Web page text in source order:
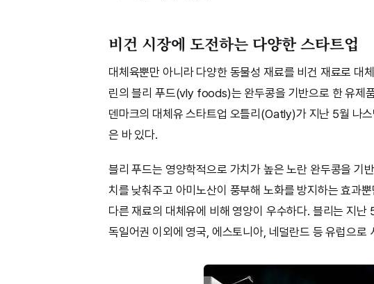
비건 시장에 도전하는 다양한 스타트업
대체육뿐만 아니라 다양한 동물성 재료를 비건 재료로 대
린의 블리 푸드(vly foods)는 완두콩을 기반으로 한 유제
덴마크의 대체유 스타트업 오틀리(Oatly)가 지난 5월 나
은 바 있다.
블리 푸드는 영양학적으로 가치가 높은 노란 완두콩을 기
치를 낮춰주고 아미노산이 풍부해 노화를 방지하는 효과
다른 재료의 대체유에 비해 영양이 우수하다. 블리는 지
독일어권 이외에 영국, 에스토니아, 네덜란드 등 유럽으로